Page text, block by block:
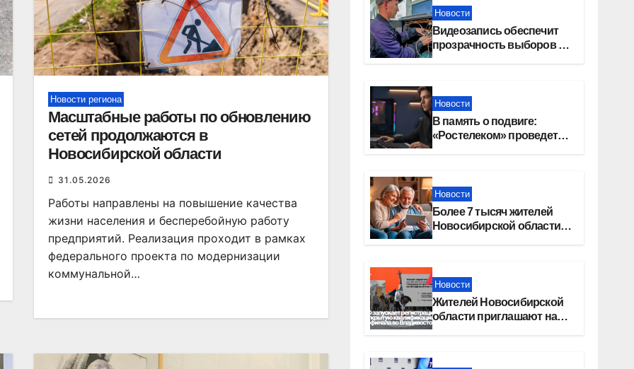
Новости региона
Масштабные работы по обновлению
сетей продолжаются в
Новосибирской области
31.05.2026
Работы направлены на повышение качества
жизни населения и бесперебойную работу
предприятий. Реализация проходит в рамках
федерального проекта по модернизации
коммунальной…
Новости
Видеозапись обеспечит
прозрачность выборов в
Госдуму в Новосибирской
Новости
В память о подвиге:
«Ростелеком» проведет
кибертурнир «Битва за
Новости
Более 7 тысяч жителей
Новосибирской области
получили увеличение
Новости
Жителей Новосибирской
области приглашают на
открытую квалификацию